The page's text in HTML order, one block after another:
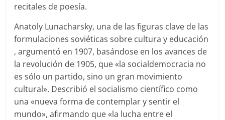
recitales de poesía.
Anatoly Lunacharsky, una de las figuras clave de las
formulaciones soviéticas sobre cultura y educación
, argumentó en 1907, basándose en los avances de
la revolución de 1905, que «la socialdemocracia no
es sólo un partido, sino un gran movimiento
cultural». Describió el socialismo científico como
una «nueva forma de contemplar y sentir el
mundo», afirmando que «la lucha entre el